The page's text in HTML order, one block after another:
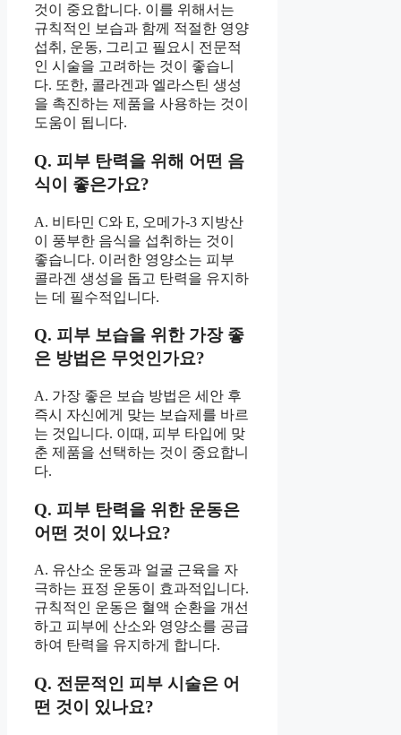
것이 중요합니다. 이를 위해서는
규칙적인 보습과 함께 적절한 영양
섭취, 운동, 그리고 필요시 전문적
인 시술을 고려하는 것이 좋습니
다. 또한, 콜라겐과 엘라스틴 생성
을 촉진하는 제품을 사용하는 것이
도움이 됩니다.
Q. 피부 탄력을 위해 어떤 음
식이 좋은가요?
A. 비타민 C와 E, 오메가-3 지방산
이 풍부한 음식을 섭취하는 것이
좋습니다. 이러한 영양소는 피부
콜라겐 생성을 돕고 탄력을 유지하
는 데 필수적입니다.
Q. 피부 보습을 위한 가장 좋
은 방법은 무엇인가요?
A. 가장 좋은 보습 방법은 세안 후
즉시 자신에게 맞는 보습제를 바르
는 것입니다. 이때, 피부 타입에 맞
춘 제품을 선택하는 것이 중요합니
다.
Q. 피부 탄력을 위한 운동은
어떤 것이 있나요?
A. 유산소 운동과 얼굴 근육을 자
극하는 표정 운동이 효과적입니다.
규칙적인 운동은 혈액 순환을 개선
하고 피부에 산소와 영양소를 공급
하여 탄력을 유지하게 합니다.
Q. 전문적인 피부 시술은 어
떤 것이 있나요?